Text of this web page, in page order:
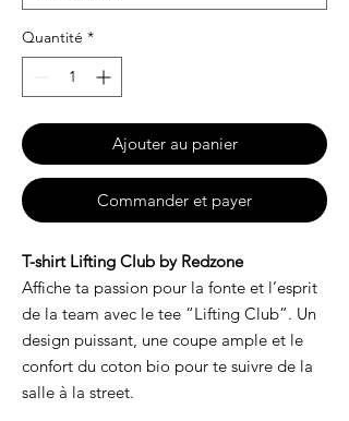
Quantité *
Ajouter au panier
Commander et payer
T-shirt Lifting Club by Redzone
Affiche ta passion pour la fonte et l’esprit
de la team avec le tee “Lifting Club”. Un
design puissant, une coupe ample et le
confort du coton bio pour te suivre de la
salle à la street.